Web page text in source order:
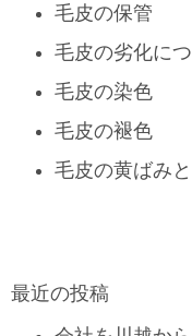
毛皮の保管
毛皮の劣化に
毛皮の染色
毛皮の褪色
毛皮の黄ばみと
最近の投稿